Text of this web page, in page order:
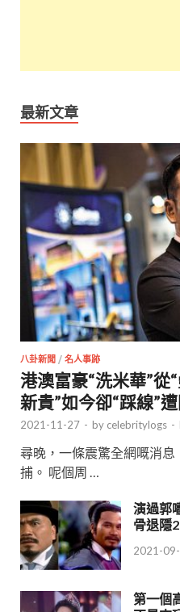
最新文章
八卦新聞 / 名人事跡
港澳富豪“洗米華”從
新貴”如今卻“踩線”
2021-11-27 - by celebritylogs -
尋晚，一條震驚全網嘅消
捕。 呢個周 …
演過郭
骨退隱
2021-
第一個